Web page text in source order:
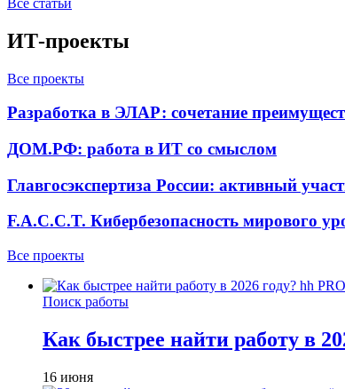
ИТ-проекты
Все проекты
Разработка в ЭЛАР: сочетание
ДОМ.РФ: работа в ИТ со смыслом
Главгосэкспертиза России: активный
F.A.C.C.T. Кибербезопасность мирового
Все проекты
Поиск работы
Как быстрее найти работу в
16 июня